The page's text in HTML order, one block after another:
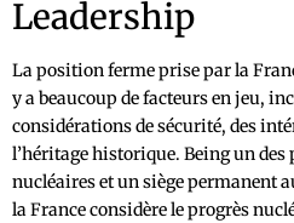
Leadership
La position ferme prise par la
y a beaucoup de facteurs en jeu,
considérations de sécurité, des
l’héritage historique. Being un des
nucléaires et un siège permanent
la France considère le progrès